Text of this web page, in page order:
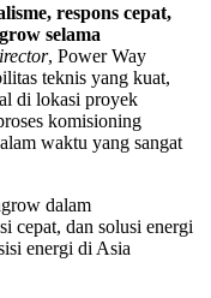
respons cepat,
selama
, Power Way
teknis yang kuat,
di lokasi proyek
komisioning
waktu yang sangat
dalam
cepat, dan solusi energi
energi di Asia